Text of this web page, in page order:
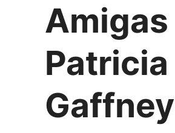
Amigas
Patricia
Gaffney